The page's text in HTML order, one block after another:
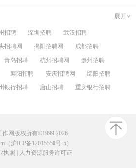
展开
招聘 深圳招聘
武汉招聘
招聘网 揭阳招聘网
成都招聘
青岛招聘 杭州招聘网
滁州招聘
襄阳招聘 安庆招聘网
绵阳招聘
银行招聘 唐山招聘
重庆银行招聘
作网版权所有©1999-2026
（沪ICP备12015550号-5）
执照
人力资源服务许可证